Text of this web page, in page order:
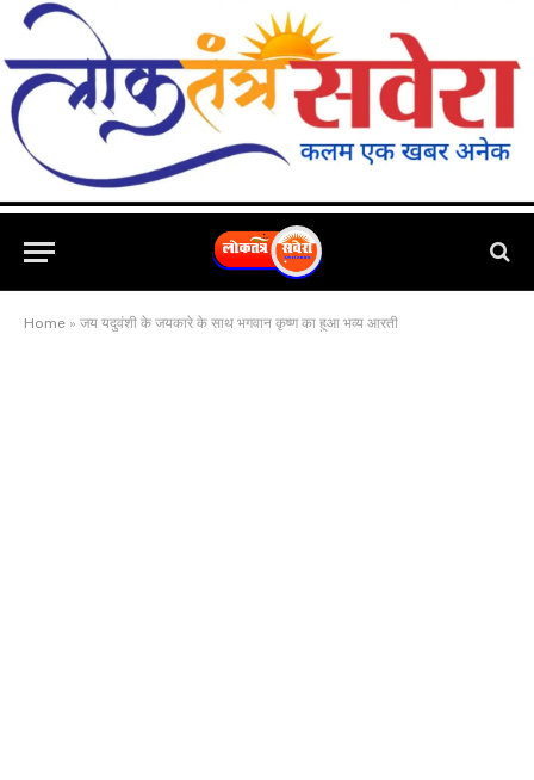
Home » जय यदुवंशी के जयकारे के साथ भगवान कृष्ण का हुआ भव्य आरती